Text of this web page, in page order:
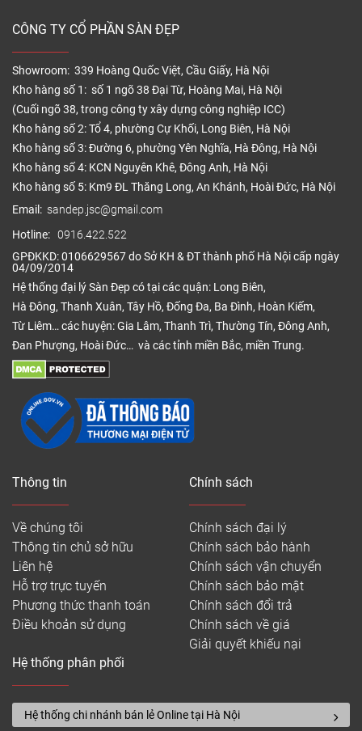
CÔNG TY CỔ PHẦN SÀN ĐẸP
Showroom: 339 Hoàng Quốc Việt, Cầu Giấy, Hà Nội
Kho hàng số 1: số 1 ngõ 38 Đại Từ, Hoàng Mai, Hà Nội
(Cuối ngõ 38, trong công ty xây dựng công nghiệp ICC)
Kho hàng số 2: Tổ 4, phường Cự Khối, Long Biên, Hà Nội
Kho hàng số 3: Đường 6, phường Yên Nghĩa, Hà Đông, Hà Nội
Kho hàng số 4: KCN Nguyên Khê, Đông Anh, Hà Nội
Kho hàng số 5: Km9 ĐL Thăng Long, An Khánh, Hoài Đức, Hà Nội
Email: sandep.jsc@gmail.com
Hotline: 0916.422.522
GPĐKKD: 0106629567 do Sở KH & ĐT thành phố Hà Nội cấp ngày
04/09/2014
Hệ thống đại lý Sàn Đẹp có tại các quận: Long Biên,
Hà Đông, Thanh Xuân, Tây Hồ, Đống Đa, Ba Đình, Hoàn Kiếm,
Từ Liêm… các huyện: Gia Lâm, Thanh Trì, Thường Tín, Đông Anh,
Đan Phượng, Hoài Đức… và các tỉnh miền Bắc, miền Trung.
Thông tin
Về chúng tôi
Thông tin chủ sở hữu
Liên hệ
Hỗ trợ trực tuyến
Phương thức thanh toán
Điều khoản sử dụng
Chính sách
Chính sách đại lý
Chính sách bảo hành
Chính sách vận chuyển
Chính sách bảo mật
Chính sách đổi trả
Chính sách về giá
Giải quyết khiếu nại
Hệ thống phân phối
Hệ thống chi nhánh bán lẻ Online tại Hà Nội